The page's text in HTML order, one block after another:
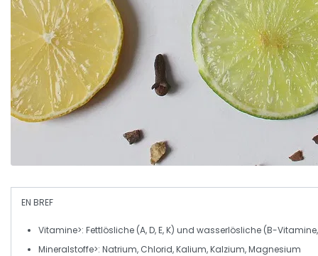
EN BREF
Vitamine>: Fettlösliche (A, D, E, K) und wasserlösliche (B-
Mineralstoffe>: Natrium, Chlorid, Kalium, Kalzium, Magnesium